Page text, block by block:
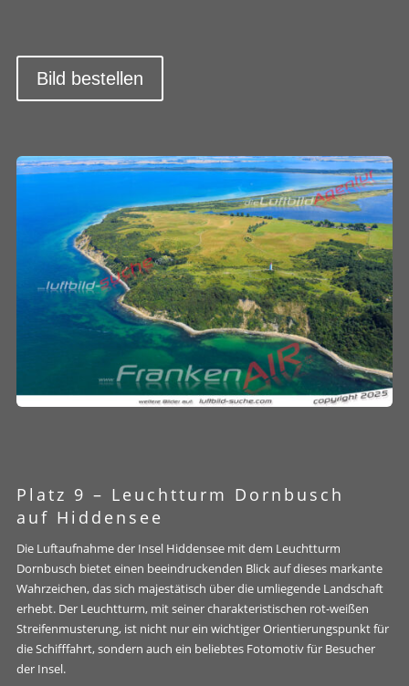
Bild bestellen
Platz 9 – Leuchtturm Dornbusch
auf Hiddensee
Die Luftaufnahme der Insel Hiddensee mit dem Leuchtturm
Dornbusch bietet einen beeindruckenden Blick auf dieses markante
Wahrzeichen, das sich majestätisch über die umliegende Landschaft
erhebt. Der Leuchtturm, mit seiner charakteristischen rot-weißen
Streifenmusterung, ist nicht nur ein wichtiger Orientierungspunkt für
die Schifffahrt, sondern auch ein beliebtes Fotomotiv für Besucher
der Insel.